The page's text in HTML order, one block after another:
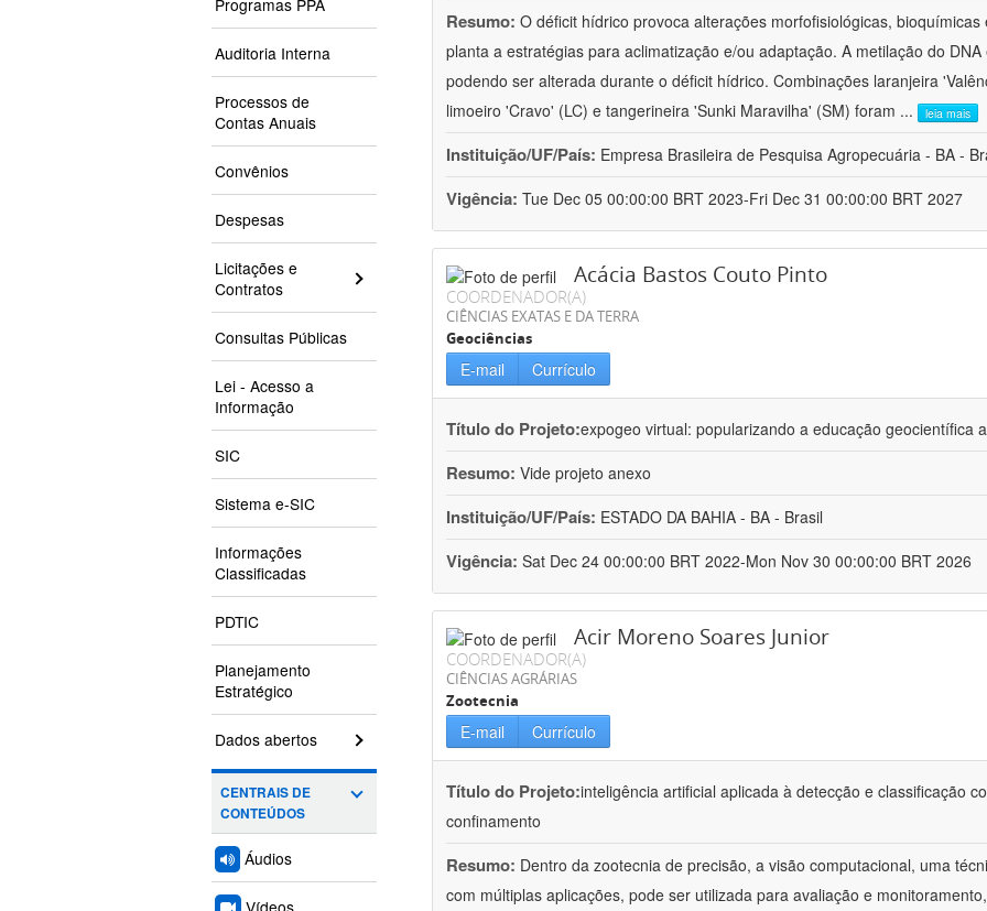
Programas PPA
Auditoria Interna
Processos de
Contas Anuais
Convênios
Despesas
Licitações e
Contratos
Consultas Públicas
Lei - Acesso a
Informação
SIC
Sistema e-SIC
Informações
Classificadas
PDTIC
Planejamento
Estratégico
Dados abertos
CENTRAIS DE
CONTEÚDOS
Áudios
Resumo: O déficit hídrico provoca alterações morfofisiológicas,
planta a estratégias para aclimatização e/ou adaptação. A metilação do
podendo ser alterada durante o déficit hídrico. Combinações laranjeira
limoeiro 'Cravo' (LC) e tangerineira 'Sunki Maravilha' (SM) foram ... leia mais
Instituição/UF/País: Empresa Brasileira de Pesquisa Agropecuária - BA -
Vigência: Tue Dec 05 00:00:00 BRT 2023-Fri Dec 31 00:00:00 BRT 2027
Acácia Bastos Couto Pinto
COORDENADOR(A)
CIÊNCIAS EXATAS E DA TERRA
Geociências
E-mail Currículo
Título do Projeto:expogeo virtual: popularizando a educação geocientífica
Resumo: Vide projeto anexo
Instituição/UF/País: ESTADO DA BAHIA - BA - Brasil
Vigência: Sat Dec 24 00:00:00 BRT 2022-Mon Nov 30 00:00:00 BRT 2026
Acir Moreno Soares Junior
COORDENADOR(A)
CIÊNCIAS AGRÁRIAS
Zootecnia
E-mail Currículo
Título do Projeto:inteligência artificial aplicada à detecção e classificação
confinamento
Resumo: Dentro da zootecnia de precisão, a visão computacional, uma
com múltiplas aplicações, pode ser utilizada para avaliação e